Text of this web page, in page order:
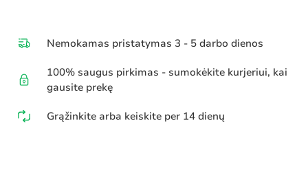
Nemokamas pristatymas 3 - 5 darbo dienos
100% saugus pirkimas - sumokėkite kurjeriui, kai
gausite prekę
Grąžinkite arba keiskite per 14 dienų